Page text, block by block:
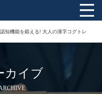
知機能を鍛える! 大人の漢字コグトレ
カイブ